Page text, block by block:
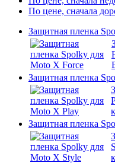
По цене, сначала
Защитная пленка
Защитная пленка
Защитная пленка